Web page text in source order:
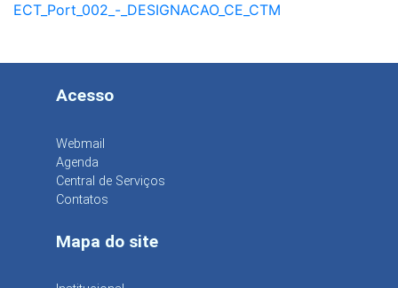
ECT_Port_002_-_DESIGNACAO_CE_CTM
Acesso
Webmail
Agenda
Central de Serviços
Contatos
Mapa do site